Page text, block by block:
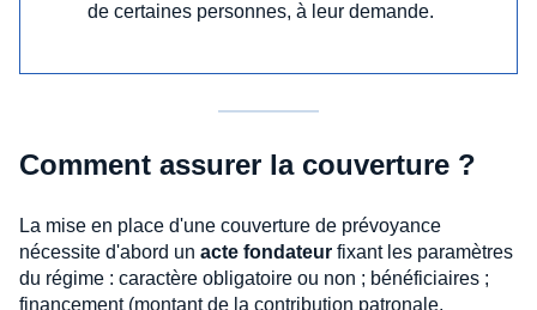
de certaines personnes, à leur demande.
Comment assurer la couverture ?
La mise en place d'une couverture de prévoyance
nécessite d'abord un acte fondateur fixant les paramètres
du régime : caractère obligatoire ou non ; bénéficiaires ;
financement (montant de la contribution patronale,